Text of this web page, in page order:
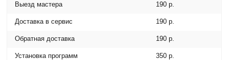
Выезд мастера 190 р.
Доставка в сервис 190 р.
Обратная доставка 190 р.
Установка программ 350 р.